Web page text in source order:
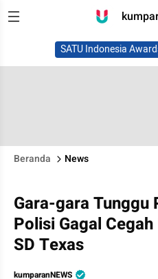
SATU Indonesia
Beranda News
Gara-gara Tunggu
Polisi Gagal
SD Texas
kumparanNEWS